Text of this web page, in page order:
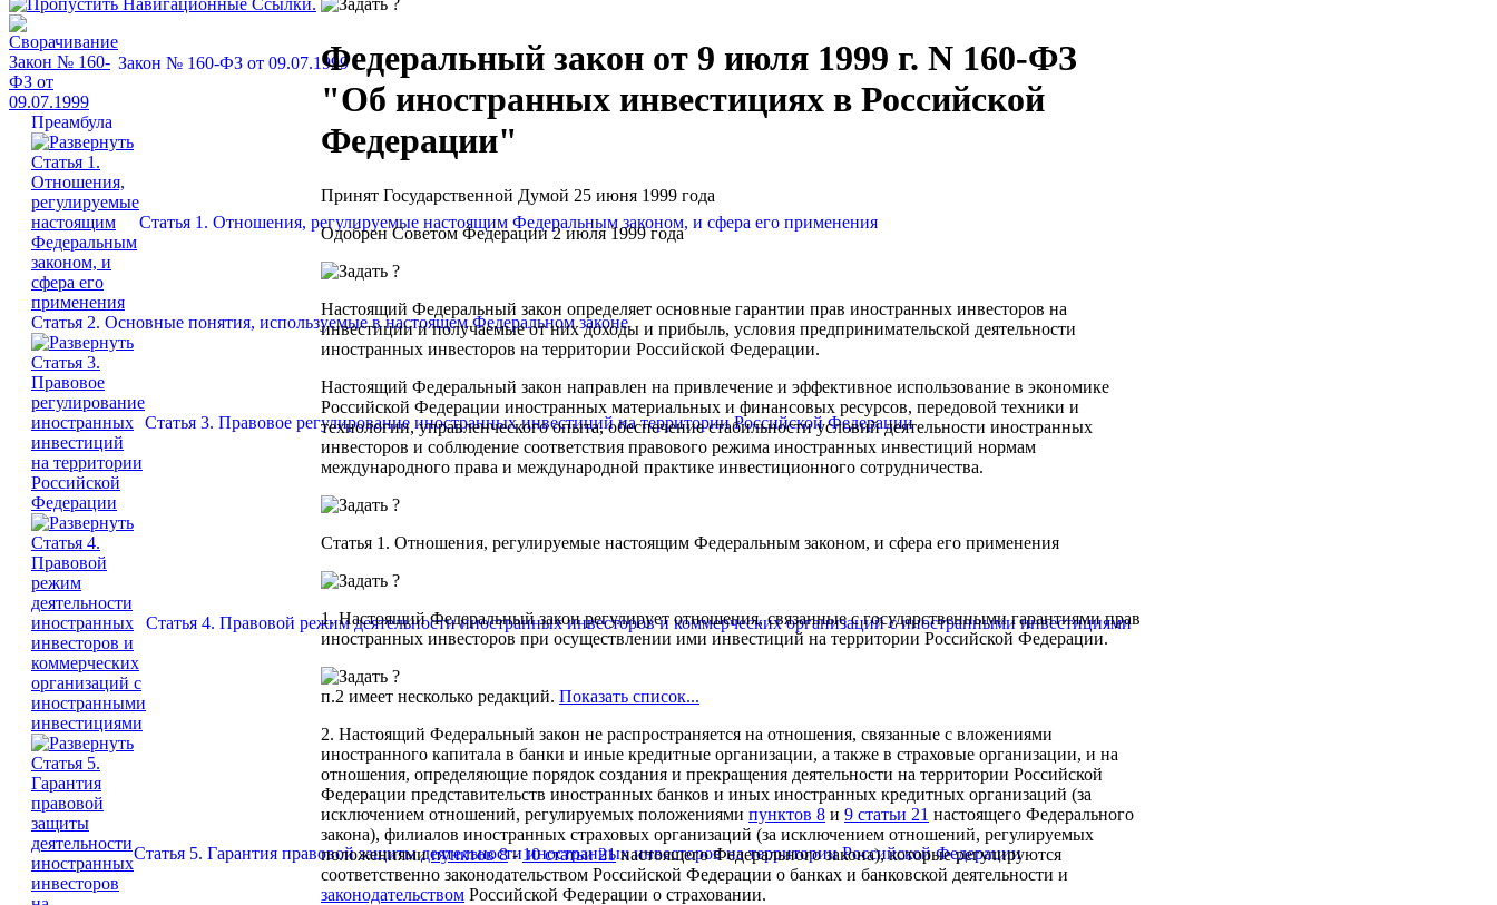
Закон № 160-ФЗ от 09.07.1999
Преамбула
Статья 1. Отношения, регулируемые настоящим Федеральным законом, и сфера его применения
Статья 2. Основные понятия, используемые в настоящем Федеральном законе
Статья 3. Правовое регулирование иностранных инвестиций на территории Российской Федерации
Статья 4. Правовой режим деятельности иностранных инвесторов и коммерческих организаций с иностранными инвестициями
Статья 5. Гарантия правовой защиты деятельности иностранных инвесторов на территории Российской Федерации
Федеральный закон от 9 июля 1999 г. N 160-ФЗ
"Об иностранных инвестициях в Российской
Федерации"
Принят Государственной Думой 25 июня 1999 года
Одобрен Советом Федерации 2 июля 1999 года
Настоящий Федеральный закон определяет основные гарантии прав иностранных инвесторов на
инвестиции и получаемые от них доходы и прибыль, условия предпринимательской деятельности
иностранных инвесторов на территории Российской Федерации.
Настоящий Федеральный закон направлен на привлечение и эффективное использование в экономике
Российской Федерации иностранных материальных и финансовых ресурсов, передовой техники и
технологии, управленческого опыта, обеспечение стабильности условий деятельности иностранных
инвесторов и соблюдение соответствия правового режима иностранных инвестиций нормам
международного права и международной практике инвестиционного сотрудничества.
Статья 1. Отношения, регулируемые настоящим Федеральным законом, и сфера его применения
1. Настоящий Федеральный закон регулирует отношения, связанные с государственными гарантиями прав
иностранных инвесторов при осуществлении ими инвестиций на территории Российской Федерации.
п.2 имеет несколько редакций. Показать список...
2. Настоящий Федеральный закон не распространяется на отношения, связанные с вложениями
иностранного капитала в банки и иные кредитные организации, а также в страховые организации, и на
отношения, определяющие порядок создания и прекращения деятельности на территории Российской
Федерации представительств иностранных банков и иных иностранных кредитных организаций (за
исключением отношений, регулируемых положениями пунктов 8 и 9 статьи 21 настоящего Федерального
закона), филиалов иностранных страховых организаций (за исключением отношений, регулируемых
положениямипунктов 8-10 статьи 21настоящего Федерального закона), которые регулируются
соответственно законодательством Российской Федерации о банках и банковской деятельности и
законодательством Российской Федерации о страховании.